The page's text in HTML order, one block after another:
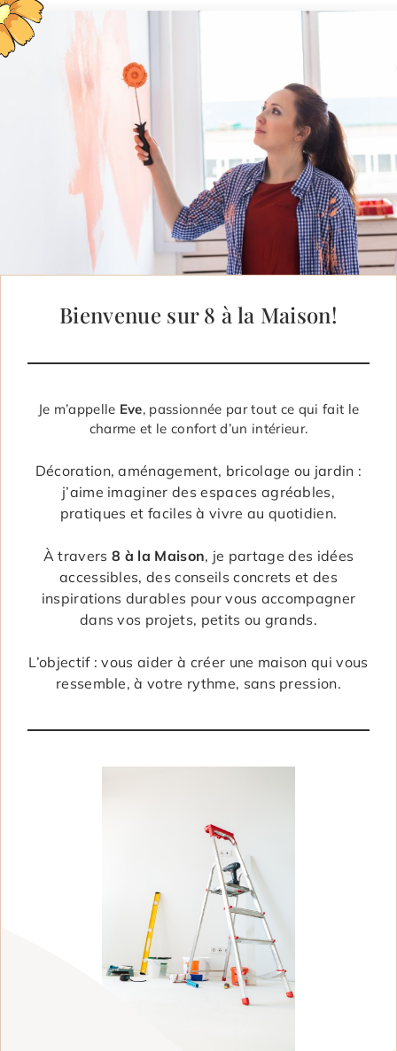
Bienvenue sur 8 à la Maison!
Je m’appelle Eve, passionnée par tout ce qui fait le
charme et le confort d’un intérieur.
Décoration, aménagement, bricolage ou jardin :
j’aime imaginer des espaces agréables,
pratiques et faciles à vivre au quotidien.
À travers 8 à la Maison, je partage des idées
accessibles, des conseils concrets et des
inspirations durables pour vous accompagner
dans vos projets, petits ou grands.
L’objectif : vous aider à créer une maison qui vous
ressemble, à votre rythme, sans pression.